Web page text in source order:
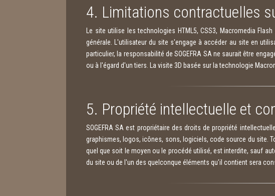
4. Limitations contractuelles
Le site utilise les technologies HTML5, CSS3, Macromedia
générale. L'utilisateur du site s'engage à accéder au site en
particulier, la responsabilité de SOGEFRA SA ne saurait être
ou à l'égard d'un tiers. La visite 3D basée sur la technologie
5. Propriété intellectuelle et
SOGEFRA SA est propriétaire des droits de propriété
graphismes, logos, icônes, sons, logiciels, code source du site.
quel que soit le moyen ou le procédé utilisé, est interdite, sauf
du site ou de l'un des quelconque éléments qu'il contient sera